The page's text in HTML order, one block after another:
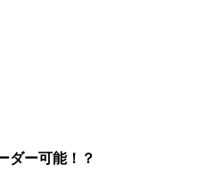
ダー可能！？